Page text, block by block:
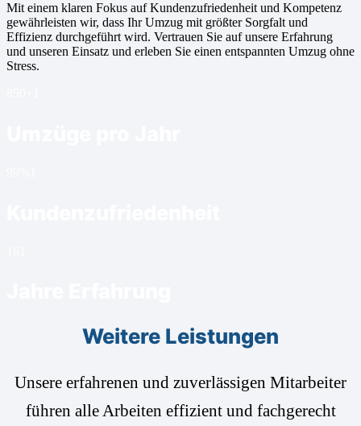
Mit einem klaren Fokus auf Kundenzufriedenheit und Kompetenz
gewährleisten wir, dass Ihr Umzug mit größter Sorgfalt und
Effizienz durchgeführt wird. Vertrauen Sie auf unsere Erfahrung
und unseren Einsatz und erleben Sie einen entspannten Umzug ohne
Stress.
Weitere Leistungen
Unsere erfahrenen und zuverlässigen Mitarbeiter
führen alle Arbeiten effizient und fachgerecht